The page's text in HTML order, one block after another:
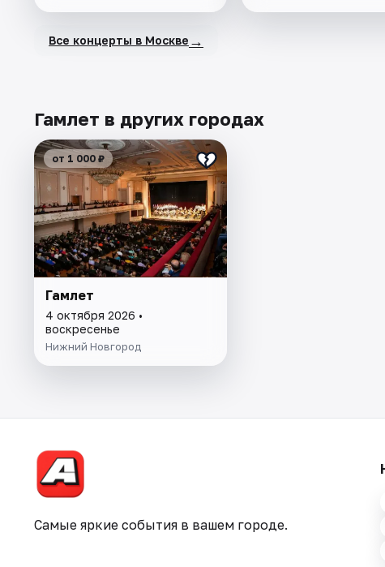
Все концерты в Москве →
Гамлет в других городах
от 1 000 ₽
Гамлет
4 октября 2026 •
воскресенье
Нижний Новгород
Самые яркие события в вашем городе.